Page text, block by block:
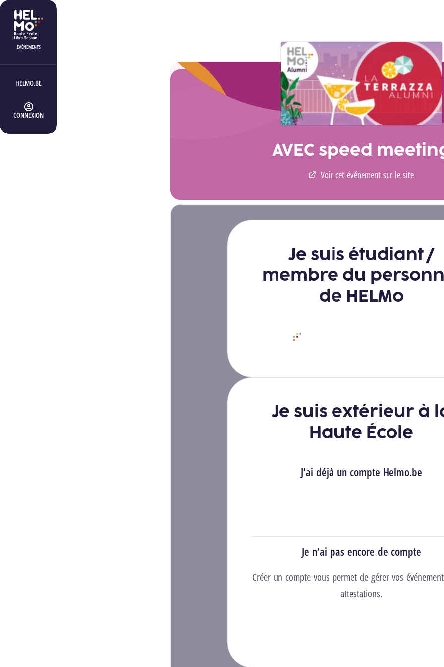
ÉVÉNEMENTS
HELMO.BE
CONNEXION
AVEC speed
Voir cet événement sur le site
Je suis étudiant /
membre du
de HELMo
Je suis extérieur à
Haute École
J’ai déjà un compte Helmo.be
Je n’ai pas encore de compte
Créer un compte vous permet de gérer vos
attestations.